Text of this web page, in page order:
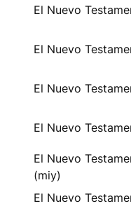
El Nuevo
El Nuevo
El Nuevo
El Nuevo
El Nuevo
(miy)
El Nuevo